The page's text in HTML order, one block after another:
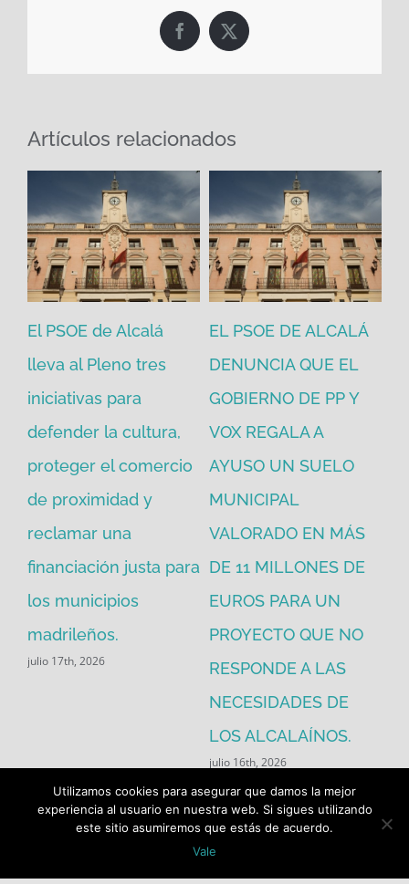
Facebook
X
Artículos relacionados
El PSOE de Alcalá
lleva al Pleno tres
iniciativas para
defender la cultura,
proteger el comercio
de proximidad y
reclamar una
financiación justa para
los municipios
madrileños.
julio 17th, 2026
EL PSOE DE ALCALÁ
DENUNCIA QUE EL
GOBIERNO DE PP Y
VOX REGALA A
AYUSO UN SUELO
MUNICIPAL
VALORADO EN MÁS
DE 11 MILLONES DE
EUROS PARA UN
PROYECTO QUE NO
RESPONDE A LAS
NECESIDADES DE
LOS ALCALAÍNOS.
julio 16th, 2026
Utilizamos cookies para asegurar que damos la mejor
experiencia al usuario en nuestra web. Si sigues utilizando
este sitio asumiremos que estás de acuerdo.
Vale